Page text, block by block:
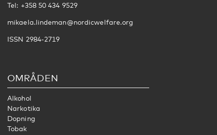
Tel: +358 50 434 9529
mikaela.lindeman@nordicwelfare.org
ISSN 2984-2719
OMRÅDEN
Alkohol
Narkotika
Dopning
Tobak